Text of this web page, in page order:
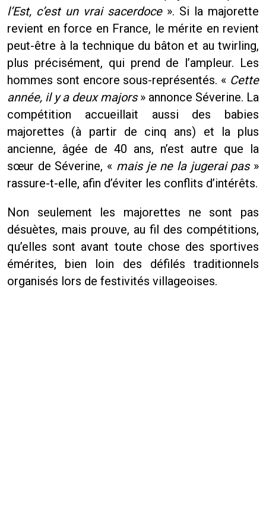
l’Est, c’est un vrai sacerdoce». Si la majorette
revient en force en France, le mérite en revient
peut-être à la technique du bâton et au twirling,
plus précisément, qui prend de l’ampleur. Les
hommes sont encore sous-représentés. « Cette
année, il y a deux majors» annonce Séverine. La
compétition accueillait aussi des babies
majorettes (à partir de cinq ans) et la plus
ancienne, âgée de 40 ans, n’est autre que la
sœur de Séverine, « mais je ne la jugerai pas»
rassure-t-elle, afin d’éviter les conflits d’intérêts.
Non seulement les majorettes ne sont pas
désuètes, mais prouve, au fil des compétitions,
qu’elles sont avant toute chose des sportives
émérites, bien loin des défilés traditionnels
organisés lors de festivités villageoises.